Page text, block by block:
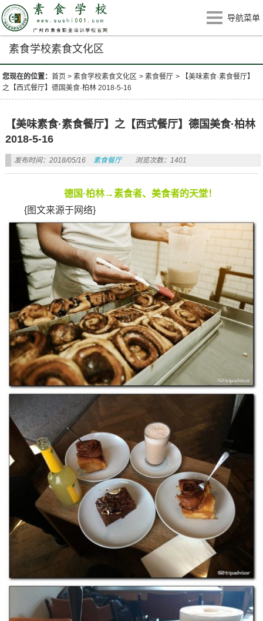
导航菜单
素食学校素食文化区
您现在的位置：首页 >素食学校素食文化区 >素食餐厅 >
【美味素食·素食餐厅】
之【西式餐厅】德国美食·柏林 2018-5-16
【美味素食·素食餐厅】之【西式餐厅】德国美食·柏林
2018-5-16
发布时间：2018/05/16 素食餐厅 浏览次数：1401
德国·柏林→素食者、美食者的天堂！
{图文来源于网络}